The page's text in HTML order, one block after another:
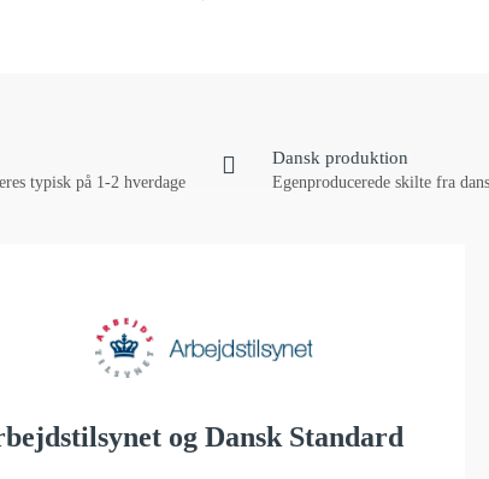
typisk på 1-2 hverdage
Dansk produktion
Egenproducerede skilte fra
og Dansk Standard